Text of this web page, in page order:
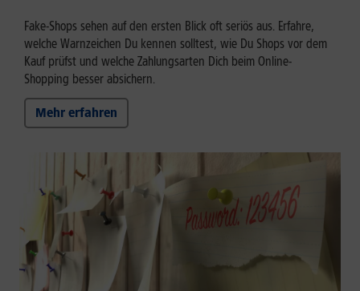
Fake-Shops sehen auf den ersten Blick oft seriös aus. Erfahre,
welche Warnzeichen Du kennen solltest, wie Du Shops vor dem
Kauf prüfst und welche Zahlungsarten Dich beim Online-
Shopping besser absichern.
Mehr erfahren